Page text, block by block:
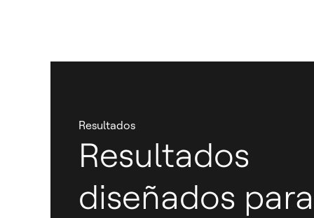
Resultados
Resultados
diseñados para